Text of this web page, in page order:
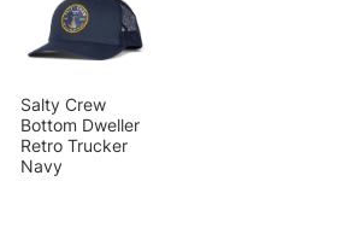
Salty Crew
Bottom Dweller
Retro Trucker
Navy